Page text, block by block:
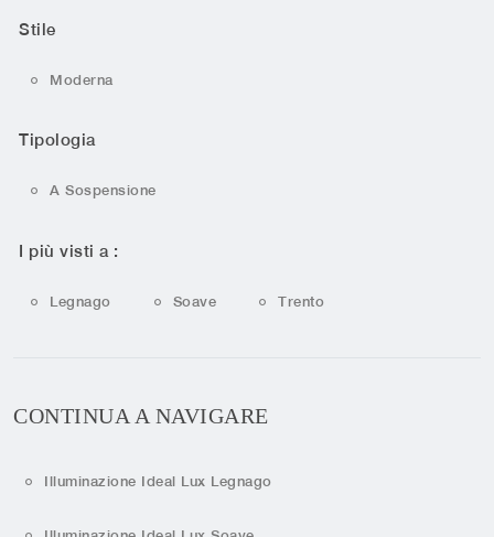
Stile
Moderna
Tipologia
A Sospensione
I più visti a :
Legnago Soave Trento
CONTINUA A NAVIGARE
Illuminazione Ideal Lux Legnago